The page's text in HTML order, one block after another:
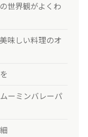
世界観がよくわ
味しい料理のオ
ーミンバレーパ